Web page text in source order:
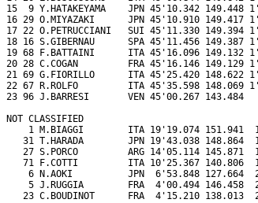
15  9 Y.HATAKEYAMA    JPN 45'10.342
16 29 O.MIYAZAKI      JPN 45'10.910
17 22 O.PETRUCCIANI   SUI 45'11.330
18 16 S.GIBERNAU      SPA 45'11.456
19 68 F.BATTAINI      ITA 45'16.096 149.132
20 28 C.COGAN         FRA 45'16.146 149.129
21 69 G.FIORILLO      ITA 45'25.420 148.622
22 67 R.ROLFO         ITA 45'35.598
23 96 J.BARRESI       VEN 45'00.267 143.484
NOT CLASSIFIED
1 M.BIAGGI        ITA 19'19.074 151.941
31 T.HARADA        JPN 19'43.038 148.864
27 S.PORCO         ARG 14'05.114 145.871
71 F.COTTI         ITA 10'25.367 140.806
6 N.AOKI          JPN  6'53.848 127.664
5 J.RUGGIA        FRA  4'00.494 146.458
23 C.BOUDINOT      FRA  4'15.210 138.013